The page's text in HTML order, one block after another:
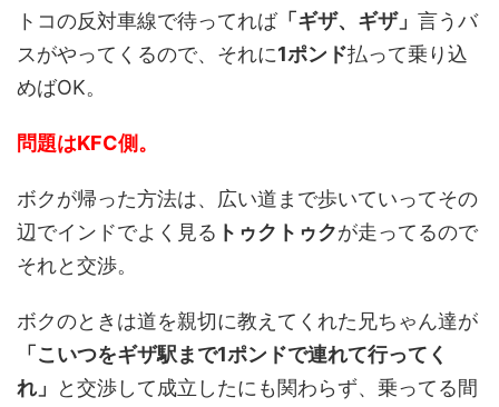
トコの反対車線で待ってれば「ギザ、ギザ」 言うバ
スがやってくるので、それに1ポンド払って乗り込
めばOK。
問題はKFC側。
ボクが帰った方法は、広い道まで歩いていってその
辺でインドでよく見る トゥクトゥクが走ってるので
それと交渉。
ボクのときは道を親切に教えてくれた兄ちゃん達が
「こいつをギザ駅まで1ポンドで連れて行ってく
れ」
と交渉して成立したにも関わらず、乗ってる間